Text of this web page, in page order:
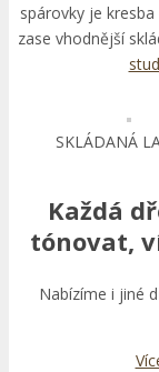
spárovky je
zase vhodnější
SKLÁDANÁ
Každá
tónovat,
Nabízíme i jiné